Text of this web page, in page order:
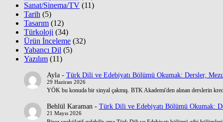
Sanat/Sinema/TV (11)
Tarih (5)
Tasarım (12)
Türkoloji (34)
Ürün İnceleme (32)
Yabancı Dil (5)
Yazılım (11)
Ayla- Türk Dili ve Edebiyatı Bölümü Okumak: Dersler,
29 Haziran 2026
YÖK bu konuda bir sinyal çakmış. BTK Akademi'den alınan derslerin
Behlül Karaman- Türk Dili ve Edebiyatı Bölümü Okumak:
21 Mayıs 2026